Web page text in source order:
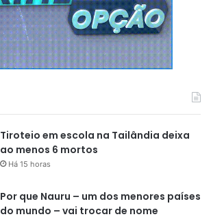
Tiroteio em escola na Tailândia deixa
ao menos 6 mortos
Há 15 horas
Por que Nauru – um dos menores países
do mundo – vai trocar de nome